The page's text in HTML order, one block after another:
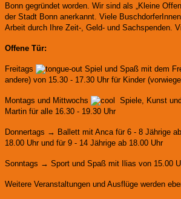
Bonn gegründet worden. Wir sind als „Kleine
der Stadt Bonn anerkannt. Viele
Arbeit durch Ihre Zeit-, Geld- und Sachspenden.
Offene Tür:
Freitags
Spiel und Spaß mit dem
andere) von 15.30 - 17.30 Uhr für Kinder
Montags und Mittwochs
Spiele, Kunst
Martin für alle 16.30 - 19.30 Uhr
Donnertags → Ballett mit Anca für 6 - 8 Jährige
18.00 Uhr und für 9 - 14 Jährige ab 18.00 Uhr
Sonntags → Sport und Spaß mit Ilias von 15.00
Weitere Veranstaltungen und Ausflüge werden